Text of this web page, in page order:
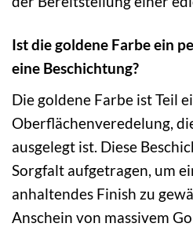
Ist die goldene Farbe ein
eine Beschichtung?
Die goldene Farbe ist Teil
Oberflächenveredelung,
ausgelegt ist. Diese
Sorgfalt aufgetragen, um
anhaltendes Finish zu
Anschein von massivem